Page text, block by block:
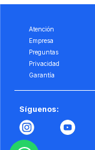
Atención
Empresa
Preguntas
Privacidad
Garantía
Síguenos: